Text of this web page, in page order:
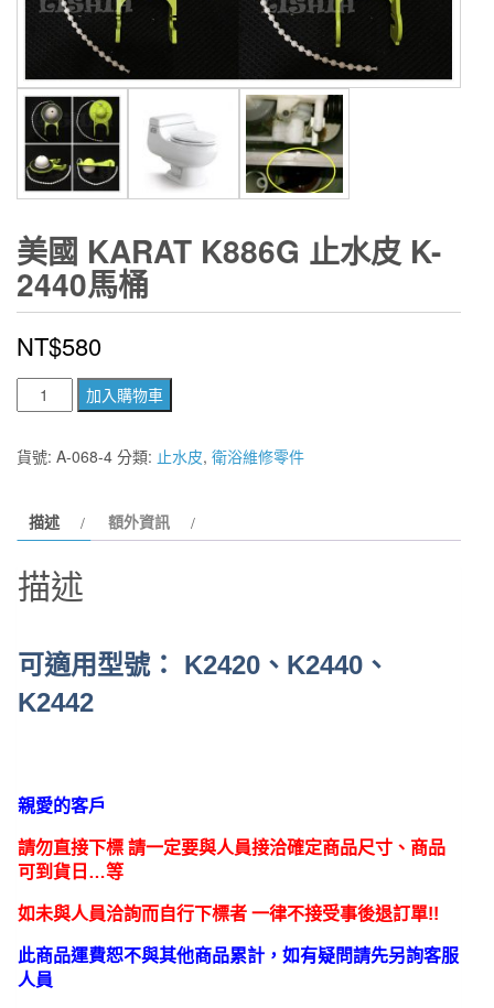
美國 KARAT K886G 止水皮 K-
2440馬桶
NT$580
國
KARAT
K886G
水
K-
2440
桶
數
加入購物車
貨號: A-068-4 分類: 止水皮, 衛浴維修零件
描述 額外資訊
描述
可適用型號： K2420、K2440、
K2442
親愛的客戶
請勿直接下標 請一定要與人員接洽確定商品尺寸、商品
可到貨日…等
如未與人員洽詢而自行下標者 一律不接受事後退訂單!!
此商品運費恕不與其他商品累計，如有疑問請先另詢客服
人員